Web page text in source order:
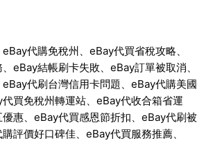
eBay代購免稅州、 eBay代買省稅攻略、
eBay結帳刷卡失敗、 eBay訂單被取消、
eBay代刷台灣信用卡問題、 eBay代購美國
代買免稅州轉運站、 eBay代收合箱省運
惠、 eBay代買感恩節折扣、 eBay代刷被
評價好口碑佳、 eBay代買服務推薦、